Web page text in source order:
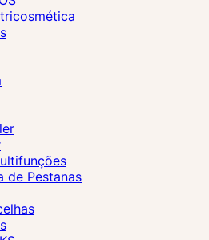
de Pestanas